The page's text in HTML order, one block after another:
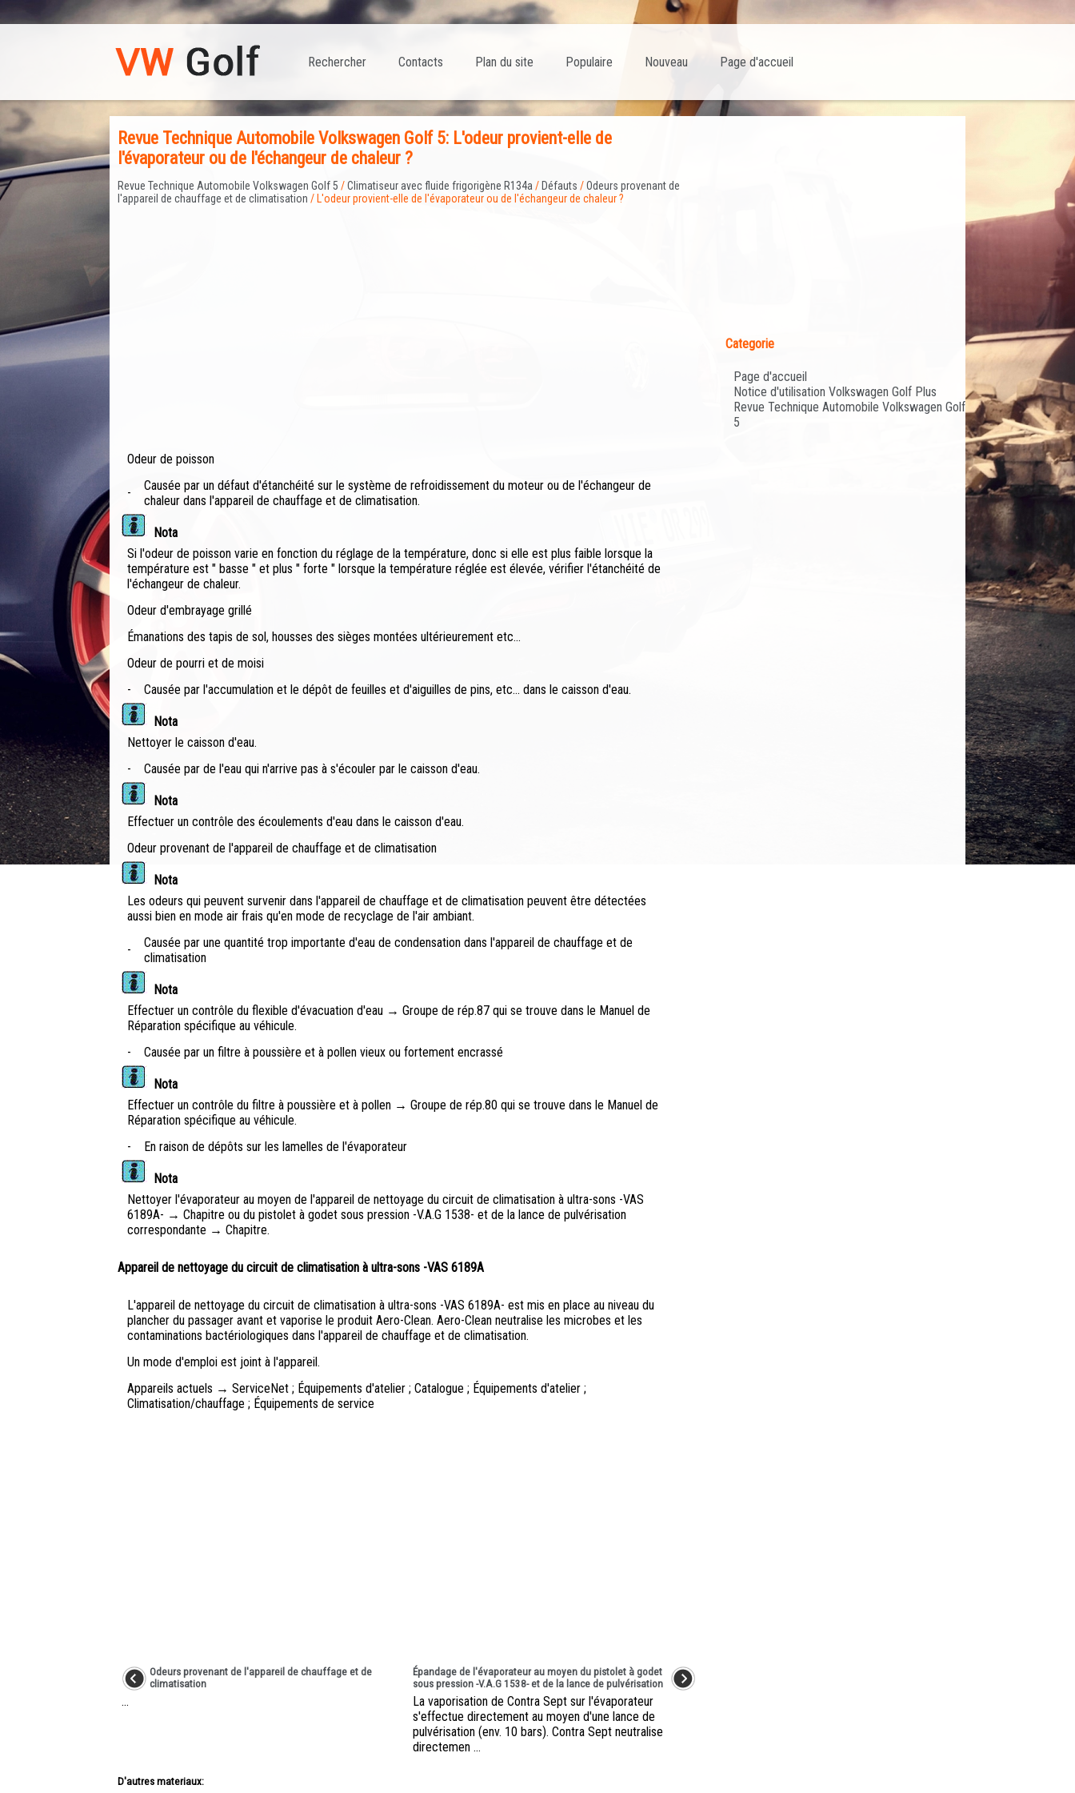
Page d'accueil
Nouveau
Populaire
Plan du site
Contacts
Rechercher
Revue Technique Automobile Volkswagen Golf 5: L'odeur provient-elle de
l'évaporateur ou de l'échangeur de chaleur ?
Revue Technique Automobile Volkswagen Golf 5 /Climatiseur avec fluide frigorigène R134a / Défauts /Odeurs provenant de
l'appareil de chauffage et de climatisation / L'odeur provient-elle de l'évaporateur ou de l'échangeur de chaleur ?
Odeur de poisson
-
Causée par un défaut d'étanchéité sur le système de refroidissement du moteur ou de l'échangeur de
chaleur dans l'appareil de chauffage et de climatisation.
Nota
Si l'odeur de poisson varie en fonction du réglage de la température, donc si elle est plus faible lorsque la
température est " basse " et plus " forte " lorsque la température réglée est élevée, vérifier l'étanchéité de
l'échangeur de chaleur.
Odeur d'embrayage grillé
Émanations des tapis de sol, housses des sièges montées ultérieurement etc...
Odeur de pourri et de moisi
-
Causée par l'accumulation et le dépôt de feuilles et d'aiguilles de pins, etc... dans le caisson d'eau.
Nota
Nettoyer le caisson d'eau.
-
Causée par de l'eau qui n'arrive pas à s'écouler par le caisson d'eau.
Nota
Effectuer un contrôle des écoulements d'eau dans le caisson d'eau.
Odeur provenant de l'appareil de chauffage et de climatisation
Nota
Les odeurs qui peuvent survenir dans l'appareil de chauffage et de climatisation peuvent être détectées
aussi bien en mode air frais qu'en mode de recyclage de l'air ambiant.
-
Causée par une quantité trop importante d'eau de condensation dans l'appareil de chauffage et de
climatisation
Nota
Effectuer un contrôle du flexible d'évacuation d'eau → Groupe de rép.87 qui se trouve dans le Manuel de
Réparation spécifique au véhicule.
-
Causée par un filtre à poussière et à pollen vieux ou fortement encrassé
Nota
Effectuer un contrôle du filtre à poussière et à pollen → Groupe de rép.80 qui se trouve dans le Manuel de
Réparation spécifique au véhicule.
-
En raison de dépôts sur les lamelles de l'évaporateur
Nota
Nettoyer l'évaporateur au moyen de l'appareil de nettoyage du circuit de climatisation à ultra-sons -VAS
6189A- → Chapitre ou du pistolet à godet sous pression -V.A.G 1538- et de la lance de pulvérisation
correspondante → Chapitre.
Appareil de nettoyage du circuit de climatisation à ultra-sons -VAS 6189A
L'appareil de nettoyage du circuit de climatisation à ultra-sons -VAS 6189A- est mis en place au niveau du
plancher du passager avant et vaporise le produit Aero-Clean. Aero-Clean neutralise les microbes et les
contaminations bactériologiques dans l'appareil de chauffage et de climatisation.
Un mode d'emploi est joint à l'appareil.
Appareils actuels → ServiceNet ; Équipements d'atelier ; Catalogue ; Équipements d'atelier ;
Climatisation/chauffage ; Équipements de service
Odeurs provenant de l'appareil de chauffage et de
climatisation
...
Épandage de l'évaporateur au moyen du pistolet à godet
sous pression -V.A.G 1538- et de la lance de pulvérisation
La vaporisation de Contra Sept sur l'évaporateur
s'effectue directement au moyen d'une lance de
pulvérisation (env. 10 bars). Contra Sept neutralise
directemen ...
D'autres materiaux:
Categorie
Page d'accueil
Notice d'utilisation Volkswagen Golf Plus
Revue Technique Automobile Volkswagen Golf
5